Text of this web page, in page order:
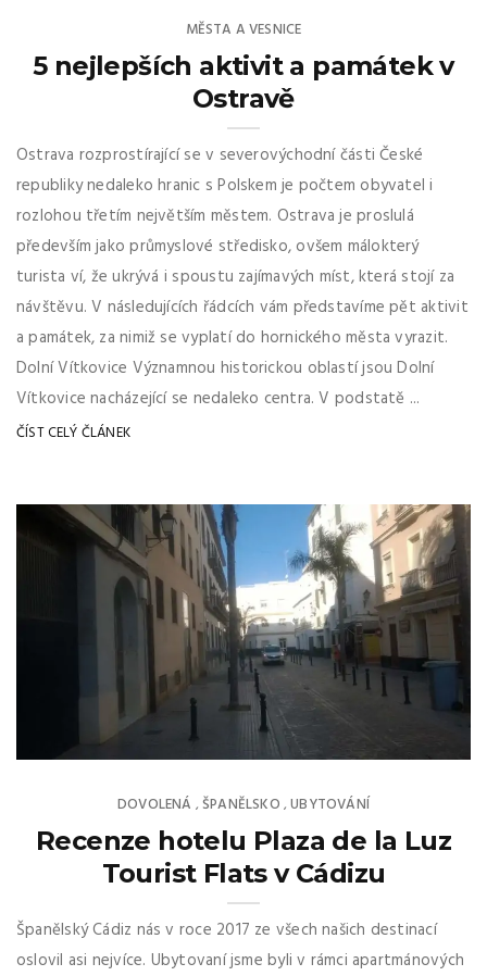
MĚSTA A VESNICE
5 nejlepších aktivit a památek v
Ostravě
Ostrava rozprostírající se v severovýchodní části České
republiky nedaleko hranic s Polskem je počtem obyvatel i
rozlohou třetím největším městem. Ostrava je proslulá
především jako průmyslové středisko, ovšem málokterý
turista ví, že ukrývá i spoustu zajímavých míst, která stojí za
návštěvu. V následujících řádcích vám představíme pět aktivit
a památek, za nimiž se vyplatí do hornického města vyrazit.
Dolní Vítkovice Významnou historickou oblastí jsou Dolní
Vítkovice nacházející se nedaleko centra. V podstatě ...
ČÍST CELÝ ČLÁNEK
DOVOLENÁ ,ŠPANĚLSKO ,UBYTOVÁNÍ
Recenze hotelu Plaza de la Luz
Tourist Flats v Cádizu
Španělský Cádiz nás v roce 2017 ze všech našich destinací
oslovil asi nejvíce. Ubytovaní jsme byli v rámci apartmánových